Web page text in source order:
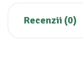
Recenzii (0)